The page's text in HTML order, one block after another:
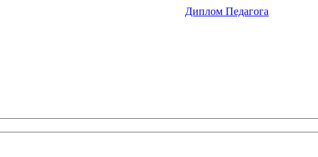
Диплом Педагога